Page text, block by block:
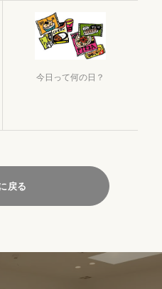
今日って何の日？
戻る